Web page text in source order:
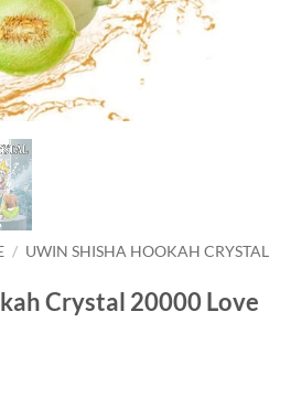
/ UWIN SHISHA HOOKAH CRYSTAL
Crystal 20000 Love